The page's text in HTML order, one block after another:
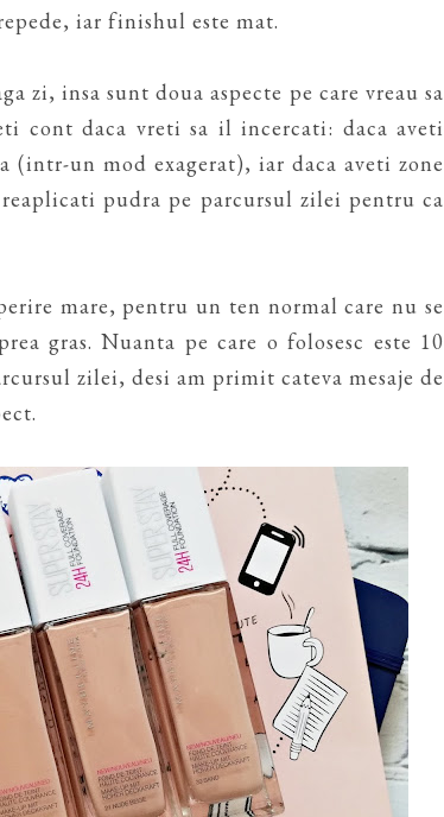
iar finishul este mat.
zi, insa sunt doua aspecte pe care vreau sa
cont daca vreti sa il incercati: daca aveti
(intr-un mod exagerat), iar daca aveti zone
pudra pe parcursul zilei pentru ca
mare, pentru un ten normal care nu se
gras. Nuanta pe care o folosesc este 10
zilei, desi am primit cateva mesaje de